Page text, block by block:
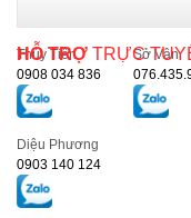
HỖ TRỢ TRỰC
Thủy Tiên
0908 034 836
Sở Vân
Diệu Phương
0903 140 124